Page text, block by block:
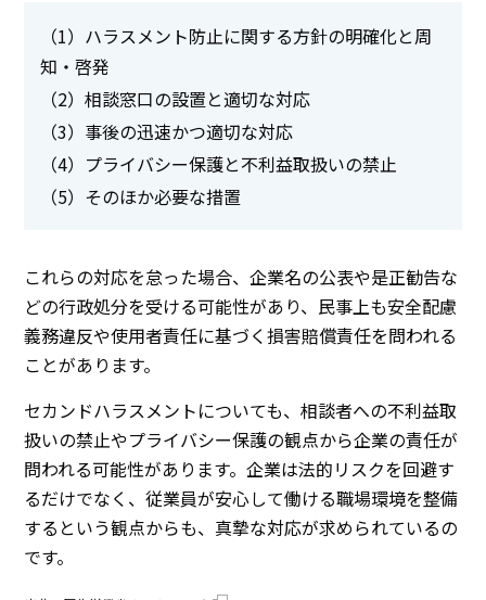
（1）ハラスメント防止に関する方針の明確化と周
知・啓発
（2）相談窓口の設置と適切な対応
（3）事後の迅速かつ適切な対応
（4）プライバシー保護と不利益取扱いの禁止
（5）そのほか必要な措置
これらの対応を怠った場合、企業名の公表や是正勧告な
どの行政処分を受ける可能性があり、民事上も安全配慮
義務違反や使用者責任に基づく損害賠償責任を問われる
ことがあります。
セカンドハラスメントについても、相談者への不利益取
扱いの禁止やプライバシー保護の観点から企業の責任が
問われる可能性があります。企業は法的リスクを回避す
るだけでなく、従業員が安心して働ける職場環境を整備
するという観点からも、真摯な対応が求められているの
です。